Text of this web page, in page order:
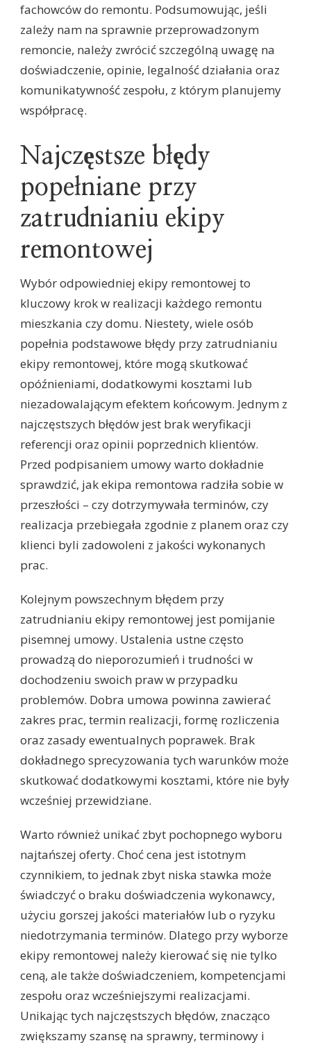
fachowców do remontu. Podsumowując, jeśli
zależy nam na sprawnie przeprowadzonym
remoncie, należy zwrócić szczególną uwagę na
doświadczenie, opinie, legalność działania oraz
komunikatywność zespołu, z którym planujemy
współpracę.
Najczęstsze błędy
popełniane przy
zatrudnianiu ekipy
remontowej
Wybór odpowiedniej ekipy remontowej to
kluczowy krok w realizacji każdego remontu
mieszkania czy domu. Niestety, wiele osób
popełnia podstawowe błędy przy zatrudnianiu
ekipy remontowej, które mogą skutkować
opóźnieniami, dodatkowymi kosztami lub
niezadowalającym efektem końcowym. Jednym z
najczęstszych błędów jest brak weryfikacji
referencji oraz opinii poprzednich klientów.
Przed podpisaniem umowy warto dokładnie
sprawdzić, jak ekipa remontowa radziła sobie w
przeszłości – czy dotrzymywała terminów, czy
realizacja przebiegała zgodnie z planem oraz czy
klienci byli zadowoleni z jakości wykonanych
prac.
Kolejnym powszechnym błędem przy
zatrudnianiu ekipy remontowej jest pomijanie
pisemnej umowy. Ustalenia ustne często
prowadzą do nieporozumień i trudności w
dochodzeniu swoich praw w przypadku
problemów. Dobra umowa powinna zawierać
zakres prac, termin realizacji, formę rozliczenia
oraz zasady ewentualnych poprawek. Brak
dokładnego sprecyzowania tych warunków może
skutkować dodatkowymi kosztami, które nie były
wcześniej przewidziane.
Warto również unikać zbyt pochopnego wyboru
najtańszej oferty. Choć cena jest istotnym
czynnikiem, to jednak zbyt niska stawka może
świadczyć o braku doświadczenia wykonawcy,
użyciu gorszej jakości materiałów lub o ryzyku
niedotrzymania terminów. Dlatego przy wyborze
ekipy remontowej należy kierować się nie tylko
ceną, ale także doświadczeniem, kompetencjami
zespołu oraz wcześniejszymi realizacjami.
Unikając tych najczęstszych błędów, znacząco
zwiększamy szansę na sprawny, terminowy i